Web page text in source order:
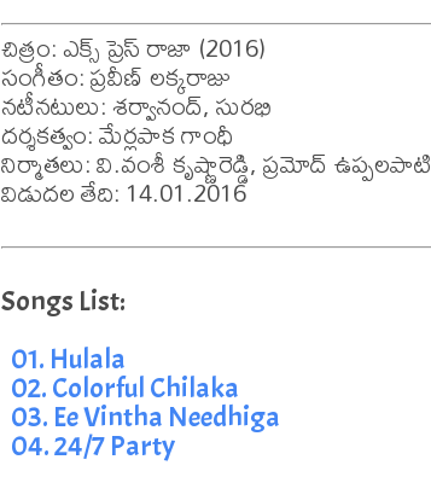
చిత్రం: ఎక్స్ ప్రెస్ రాజా (2016)
సంగీతం: ప్రవీణ్ లక్కరాజు
నటీనటులు: శర్వానంద్, సురభి
దర్శకత్వం: మేర్లపాక గాంధీ
నిర్మాతలు: వి.వంశీ కృష్ణారెడ్డి, ప్రమోద్ ఉప్పలపాటి
విడుదల తేది: 14.01.2016
01. Hulala
02. Colorful Chilaka
03. Ee Vintha Needhiga
04. 24/7 Party